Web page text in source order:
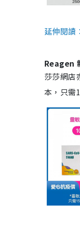
延伸閱讀
Reagen
莎莎網店
本，只需